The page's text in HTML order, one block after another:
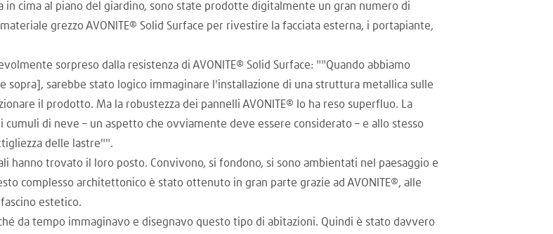
in cima al piano del giardino, sono state prodotte digitalmente un gran numero di
grezzo AVONITE® Solid Surface per rivestire la facciata esterna, i portapiante,
sorpreso dalla resistenza di AVONITE® Solid Surface: ""Quando abbiamo
sarebbe stato logico immaginare l'installazione di una struttura metallica sulle
il prodotto. Ma la robustezza dei pannelli AVONITE® lo ha reso superfluo. La
di neve – un aspetto che ovviamente deve essere considerato – e allo stesso
delle lastre"".
hanno trovato il loro posto. Convivono, si fondono, si sono ambientati nel paesaggio e
complesso architettonico è stato ottenuto in gran parte grazie ad AVONITE®, alle
estetico.
da tempo immaginavo e disegnavo questo tipo di abitazioni. Quindi è stato davvero